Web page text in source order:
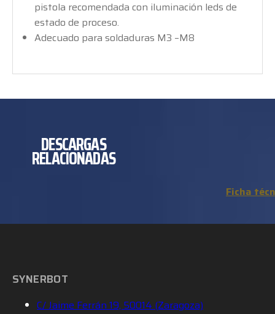
pistola recomendada con iluminación leds de
estado de proceso.
Adecuado para soldaduras M3 –M8
DESCARGAS
RELACIONADAS
Ficha
SYNERBOT
C/ Jaime Ferrán 19, 50014 (Zaragoza)